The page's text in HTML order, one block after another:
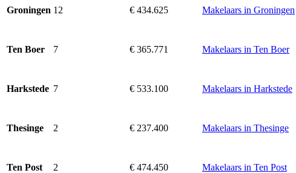
Groningen 12 € 434.625 Makelaars in Groningen
Ten Boer 7 € 365.771 Makelaars in Ten Boer
Harkstede 7 € 533.100 Makelaars in Harkstede
Thesinge 2 € 237.400 Makelaars in Thesinge
Ten Post 2 € 474.450 Makelaars in Ten Post